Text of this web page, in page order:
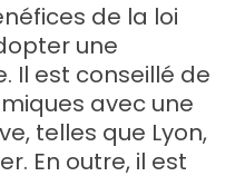
de la loi
une
Il est conseillé de
avec une
telles que Lyon,
En outre, il est